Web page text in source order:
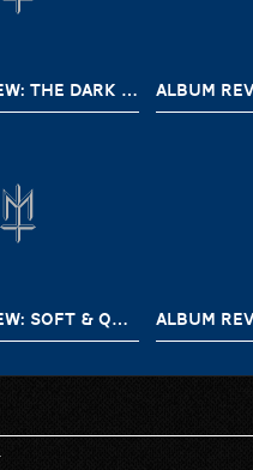
MOVIE REVIEW: THE DARK AND THE WICKED (2020)
MOVIE REVIEW: SOFT & QUIET (2022)